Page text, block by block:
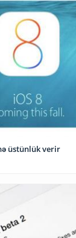
üstünlük verir